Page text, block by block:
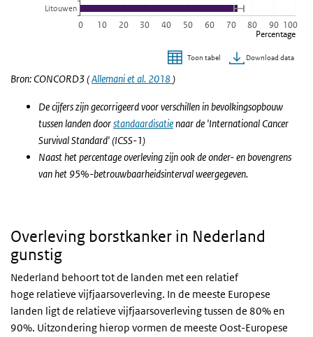
Percentage
0 10 20 30 40 50 60 70 80 90 100
Litouwen
Download data
Toon tabel
Einde van interactieve grafiek.
Bron: CONCORD3 (Allemani et al. 2018 )
De cijfers zijn gecorrigeerd voor verschillen in bevolkingsopbouw
tussen landen doorstandaardisatienaar de 'International Cancer
Survival Standard' (ICSS-1)
Naast het percentage overleving zijn ook de onder- en bovengrens
van het 95%-betrouwbaarheidsinterval weergegeven.
Overleving borstkanker in Nederland
gunstig
Nederland behoort tot de landen met een relatief
hoge relatieve vijfjaarsoverleving. In de meeste Europese
landen ligt de relatieve vijfjaarsoverleving tussen de 80% en
90%. Uitzondering hierop vormen de meeste Oost-Europese